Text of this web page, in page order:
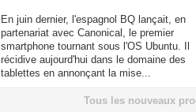
En juin dernier, l'espagnol BQ lançait, en
partenariat avec Canonical, le premier
smartphone tournant sous l'OS Ubuntu. Il
récidive aujourd'hui dans le domaine des
tablettes en annonçant la mise...
Tous les nouveaux